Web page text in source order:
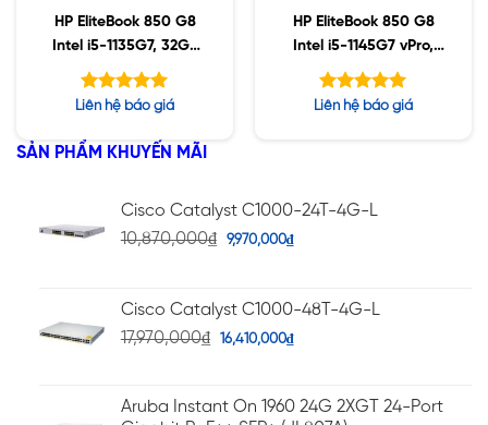
HP EliteBook 850 G8
Intel i5-1135G7, 32GB
DDR4, 256GB SSD,
Được xếp
5 sao
Liên hệ báo giá
HP EliteBook 850 G8
Intel i5-1145G7 vPro,
64GB DDR4, 1TB SSD,
Được xếp
Liên hệ báo giá
SẢN PHẨM KHUYẾN MÃI
Cisco Catalyst C1000-24T-4G-L
10,870,000₫ 9,970,000₫
Cisco Catalyst C1000-48T-4G-L
17,970,000₫ 16,410,000₫
Aruba Instant On 1960 24G 2XGT 24-Port